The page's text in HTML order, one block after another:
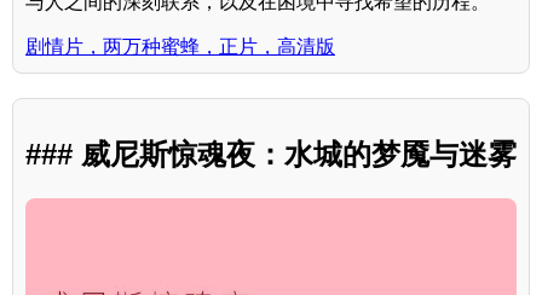
剧情片，两万种蜜蜂，正片，高清版
### 威尼斯惊魂夜：水城的梦魇与迷雾